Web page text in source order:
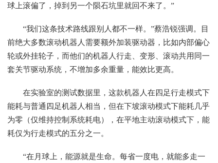
球上滚偏了，掉到另一个陨石坑里就回不来了。”
“我们这条技术路线跟别人都不一样。”蔡浩锐强调。目
前绝大多数滚动机器人需要额外加装驱动器，比如内部偏心
轮或外挂轮子，而他们的机器人行走、变形、滚动共用同一
套关节驱动系统，不增加多余重量，能效比更高。
在实验室的测试数据里，这款机器人在四足行走模式下
能耗与普通四足机器人相当，但在下坡滚动模式下能耗几乎
为零（仅维持控制系统耗电），在平地主动滚动模式下，能
耗仅为行走模式的五分之一。
“在月球上，能源就是生命。每省一度电，就能多走一